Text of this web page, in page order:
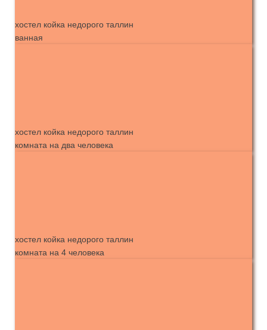
хостел койка недорого таллин
ванная
хостел койка недорого таллин
комната на два человека
хостел койка недорого таллин
комната на 4 человека